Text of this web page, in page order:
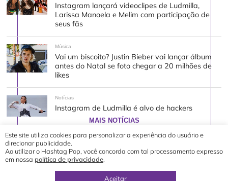
Instagram lançará videoclipes de Ludmilla,
Larissa Manoela e Melim com participação de
seus fãs
Música
Vai um biscoito? Justin Bieber vai lançar álbum
antes do Natal se foto chegar a 20 milhões de
likes
Notícias
Instagram de Ludmilla é alvo de hackers
MAIS NOTÍCIAS
Este site utiliza cookies para personalizar a experiência do usuário e
direcionar publicidade.
Ao utilizar o Hashtag Pop, você concorda com tal processamento expresso
em nossa política de privacidade
Aceitar